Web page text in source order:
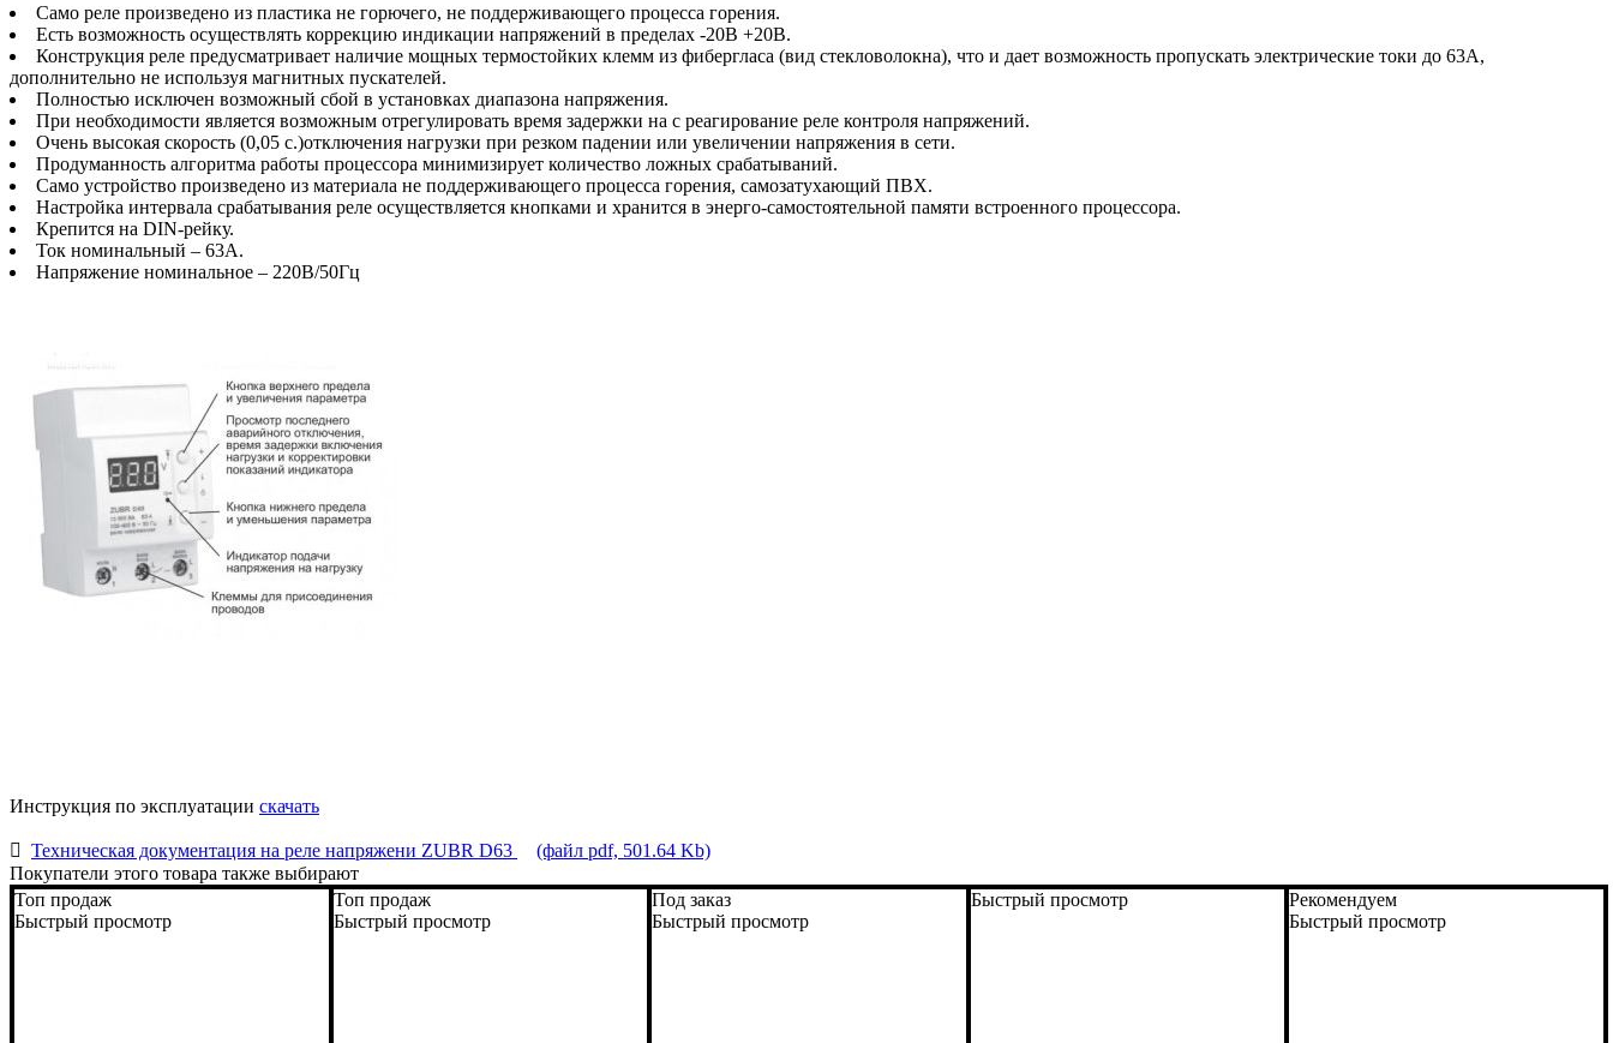
Само реле произведено из пластика не горючего, не поддерживающего процесса горения.
Есть возможность осуществлять коррекцию индикации напряжений в пределах -20В +20В.
Конструкция реле предусматривает наличие мощных термостойких клемм из фибергласа (вид стекловолокна), что и дает возможность пропускать электрические токи до 63А,
дополнительно не используя магнитных пускателей.
Полностью исключен возможный сбой в установках диапазона напряжения.
При необходимости является возможным отрегулировать время задержки на с реагирование реле контроля напряжений.
Очень высокая скорость (0,05 с.)отключения нагрузки при резком падении или увеличении напряжения в сети.
Продуманность алгоритма работы процессора минимизирует количество ложных срабатываний.
Само устройство произведено из материала не поддерживающего процесса горения, самозатухающий ПВХ.
Настройка интервала срабатывания реле осуществляется кнопками и хранится в энерго-самостоятельной памяти встроенного процессора.
Крепится на DIN-рейку.
Ток номинальный – 63А.
Напряжение номинальное – 220В/50Гц
Инструкция по эксплуатации скачать
Техническая документация на реле напряжени ZUBR D63
(файл pdf, 501.64 Kb)
Покупатели этого товара также выбирают
Топ продаж
Быстрый просмотр
Топ продаж
Быстрый просмотр
Под заказ
Быстрый просмотр
Быстрый просмотр
Рекомендуем
Быстрый просмотр